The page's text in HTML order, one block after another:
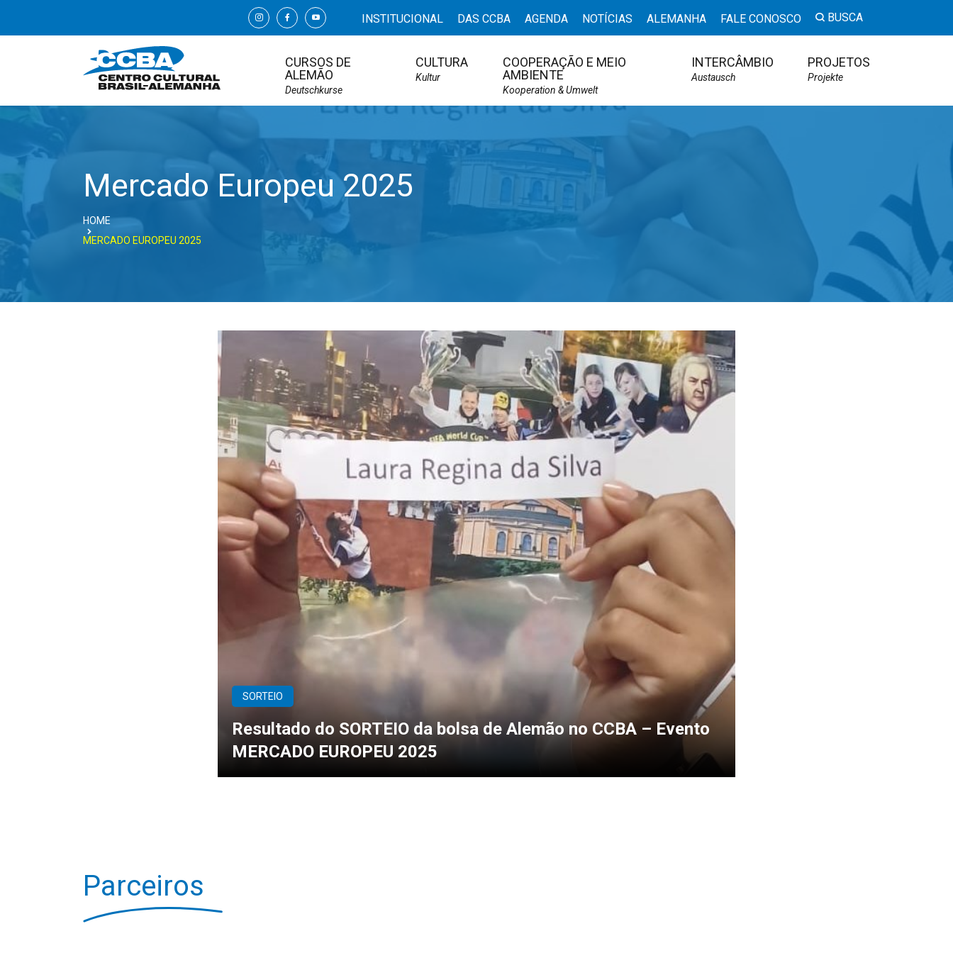
INSTITUCIONAL DAS CCBA AGENDA NOTÍCIAS ALEMANHA FALE CONOSCO BUSCA
CURSOS DE
ALEMÃO
Deutschkurse
CULTURA
Kultur
COOPERAÇÃO E MEIO
AMBIENTE
Kooperation & Umwelt
INTERCÂMBIO
Austausch
PROJETOS
Projekte
Mercado Europeu 2025
HOME
MERCADO EUROPEU 2025
SORTEIO
Resultado do SORTEIO da bolsa de Alemão no CCBA – Evento
MERCADO EUROPEU 2025
Parceiros